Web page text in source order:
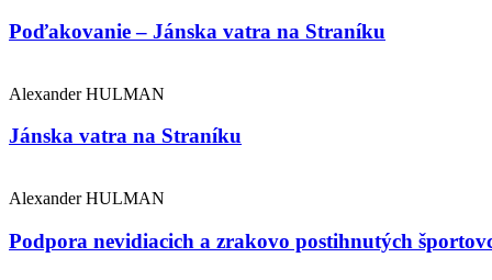
Poďakovanie – Jánska vatra na Straníku
Alexander HULMAN
Jánska vatra na Straníku
Alexander HULMAN
Podpora nevidiacich a zrakovo postihnutých